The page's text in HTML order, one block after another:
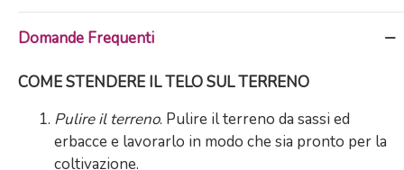
Domande Frequenti
COME STENDERE IL TELO SUL TERRENO
Pulire il terreno. Pulire il terreno da sassi ed
erbacce e lavorarlo in modo che sia pronto per la
coltivazione.